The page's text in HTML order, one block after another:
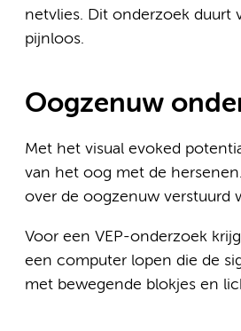
netvlies. Dit onderzoek duurt
pijnloos.
Oogzenuw
Met het visual evoked
van het oog met de
over de oogzenuw verstuurd
Voor een VEP-onderzoek
een computer lopen die de
met bewegende blokjes en